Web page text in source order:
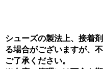
シューズの製法上、接着
る場合がございますが、
ご了承ください。